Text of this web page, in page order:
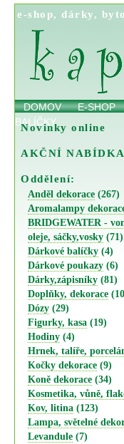
e-shop,dárky,
DOMOV E-SHOP
BALÍČKY
Novinky online
AKČNÍ NABÍDKA
Oddělení:
Anděl dekorace (267)
Aromalampy
BRIDGEWATER -
oleje, sáčky,vosky (71)
Dárkové balíčky (4)
Dárkové poukazy (6)
Dárky,zápisníky (81)
Doplňky, dekorace
Dózy (29)
Figurky, kasa (19)
Hodiny (4)
Hrnek, talíře,
Kočky dekorace (9)
Koně dekorace (34)
Kosmetika, vůně,
Kov, litina (123)
Lampa, světelné
Levandule (7)